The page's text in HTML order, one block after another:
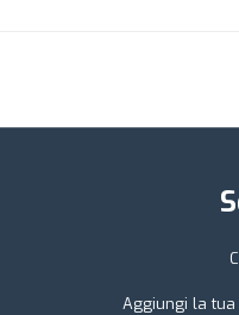
Aggiungi la